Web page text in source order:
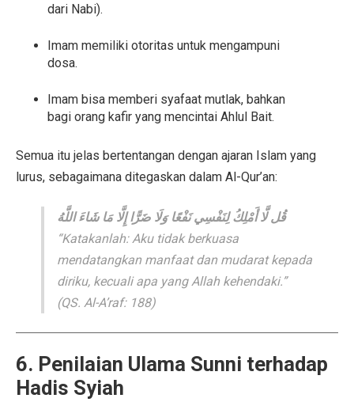
dari Nabi).
Imam memiliki otoritas untuk mengampuni
dosa.
Imam bisa memberi syafaat mutlak, bahkan
bagi orang kafir yang mencintai Ahlul Bait.
Semua itu jelas bertentangan dengan ajaran Islam yang
lurus, sebagaimana ditegaskan dalam Al-Qur’an:
قُل لَّا أَمْلِكُ لِنَفْسِي نَفْعًا وَلَا ضَرًّا إِلَّا مَا شَاءَ اللَّهُ
“Katakanlah: Aku tidak berkuasa
mendatangkan manfaat dan mudarat kepada
diriku, kecuali apa yang Allah kehendaki.”
(QS. Al-A’raf: 188)
6. Penilaian Ulama Sunni terhadap
Hadis Syiah